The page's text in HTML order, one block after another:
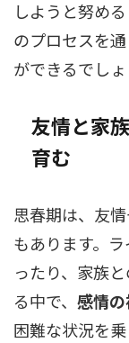
しようと努め
のプロセスを
ができるでしょ
友情と家
育む
思春期は、友
もあります。
ったり、家族
る中で、 感情
困難な状況を